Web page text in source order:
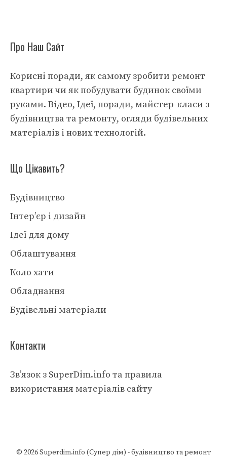
Про Наш Сайт
Корисні поради, як самому зробити ремонт
квартири чи як побудувати будинок своїми
руками. Відео, Ідеї, поради, майстер-класи з
будівництва та ремонту, огляди будівельних
матеріалів і нових технологій.
Що Цікавить?
Будівництво
Інтер’єр і дизайн
Ідеї для дому
Облаштування
Коло хати
Обладнання
Будівельні матеріали
Контакти
Зв’язок з SuperDim.info та правила
використання матеріалів сайту
© 2026Superdim.info (Супер дім) - будівництво та ремонт